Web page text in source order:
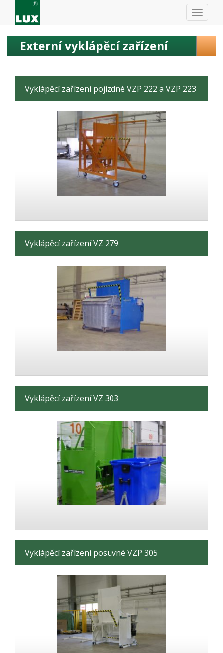
Externí vyklápěcí zařízení
Vyklápěcí zařízení pojízdné VZP 222 a VZP 223
Vyklápěcí zařízení VZ 279
Vyklápěcí zařízení VZ 303
Vyklápěcí zařízení posuvné VZP 305